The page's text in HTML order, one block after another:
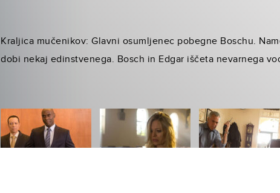
Kraljica mučenikov: Glavni osumljenec pobegne Boschu.
dobi nekaj edinstvenega. Bosch in Edgar iščeta nevarnega